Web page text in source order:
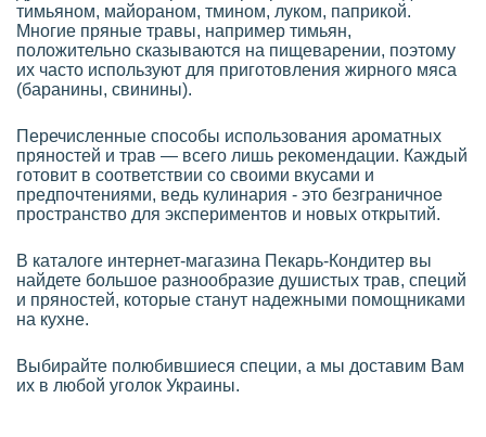
тимьяном, майораном, тмином, луком, паприкой.
Многие пряные травы, например тимьян,
положительно сказываются на пищеварении, поэтому
их часто используют для приготовления жирного мяса
(баранины, свинины).
Перечисленные способы использования ароматных
пряностей и трав — всего лишь рекомендации. Каждый
готовит в соответствии со своими вкусами и
предпочтениями, ведь кулинария - это безграничное
пространство для экспериментов и новых открытий.
В каталоге интернет-магазина Пекарь-Кондитер вы
найдете большое разнообразие душистых трав, специй
и пряностей, которые станут надежными помощниками
на кухне.
Выбирайте полюбившиеся специи, а мы доставим Вам
их в любой уголок Украины.